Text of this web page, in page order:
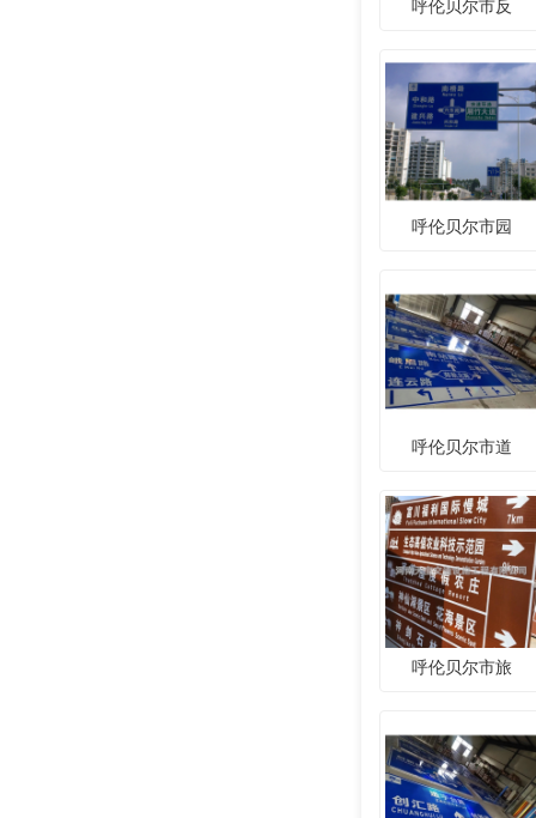
呼伦贝尔市反
呼伦贝尔市园
呼伦贝尔市道
呼伦贝尔市旅